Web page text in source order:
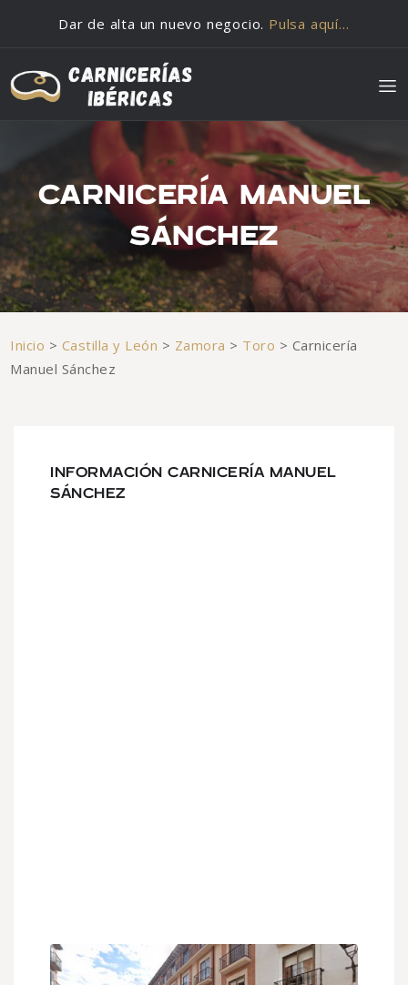
Dar de alta un nuevo negocio. Pulsa aquí…
CARNICERÍA MANUEL
SÁNCHEZ
Inicio > Castilla y León > Zamora > Toro > Carnicería
Manuel Sánchez
INFORMACIÓN CARNICERÍA MANUEL
SÁNCHEZ